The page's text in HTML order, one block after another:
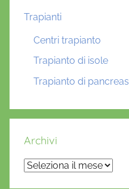
Trapianti
Centri trapianto
Trapianto di isole
Trapianto di pancreas
Archivi
Archivi